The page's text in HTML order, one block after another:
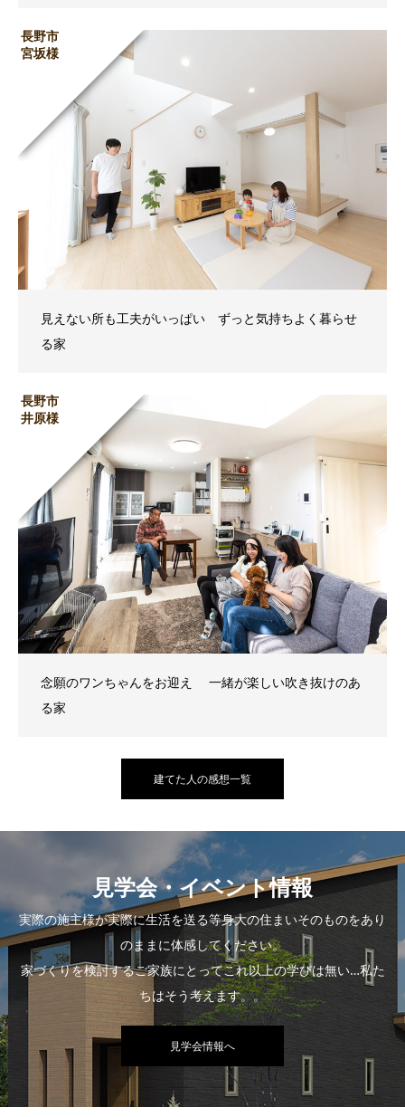
長野市
宮坂様
見えない所も工夫がいっぱい ずっと気持ちよく暮らせ
る家
長野市
井原様
念願のワンちゃんをお迎え 一緒が楽しい吹き抜けのあ
る家
建てた人の感想一覧
見学会・イベント情報
実際の施主様が実際に生活を送る等身大の住まいそのものをあり
のままに体感してください。
家づくりを検討するご家族にとってこれ以上の学びは無い…私た
ちはそう考えます。。
見学会情報へ